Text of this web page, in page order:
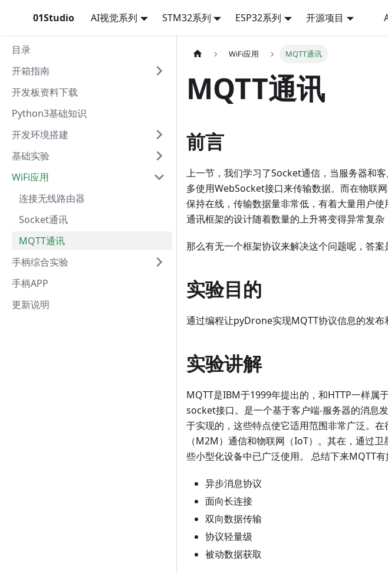
01Studio AI视觉系列 STM32系列 ESP32系列 开源项目
目录
开箱指南
开发板资料下载
Python3基础知识
开发环境搭建
基础实验
WiFi应用
连接无线路由器
Socket通讯
MQTT通讯
手柄综合实验
手柄APP
更新说明
WiFi应用 MQTT通讯
MQTT通讯
前言
上一节，我们学习了Socket通信，当服务器和
多使用WebSocket接口来传输数据。而在物联
保持在线，传输数据量非常低，有着大量用户
通讯框架的设计随着数量的上升将变得异常复杂
那么有无一个框架协议来解决这个问题呢，答案
实验目的
通过编程让pyDrone实现MQTT协议信息的发布
实验讲解
MQTT是IBM于1999年提出的，和HTTP一样属
socket接口。是一个基于客户端-服务器的消息
于实现的，这些特点使它适用范围非常广泛。
（M2M）通信和物联网（IoT）。其在，通过
些小型化设备中已广泛使用。 总结下来MQTT有
异步消息协议
面向长连接
双向数据传输
协议轻量级
被动数据获取